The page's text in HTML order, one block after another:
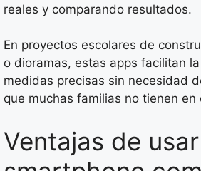
reales y comparando resultados.
En proyectos escolares de
o dioramas, estas apps facilitan
medidas precisas sin necesidad
que muchas familias no tienen en
Ventajas de